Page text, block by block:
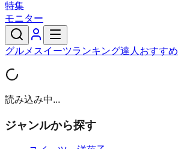
特集
モニター
グルメ スイーツランキング達人おすすめ
読み込み中...
ジャンルから探す